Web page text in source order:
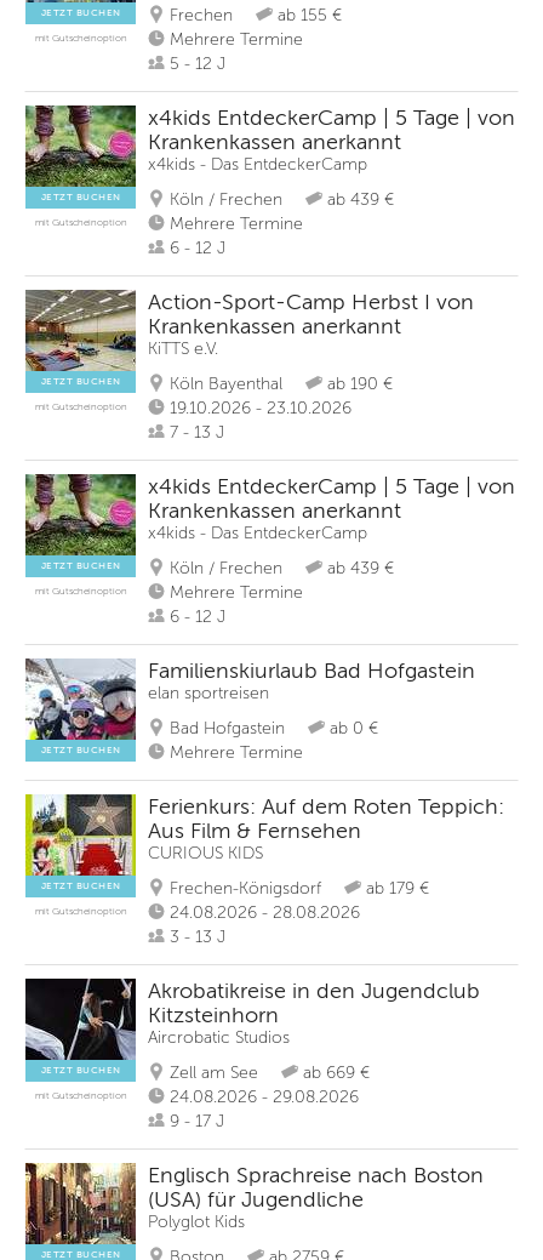
JETZT BUCHEN
mit Gutscheinoption
Frechen
ab 155 €
Mehrere Termine
5 - 12 J
JETZT BUCHEN
mit Gutscheinoption
x4kids EntdeckerCamp | 5 Tage | von
Krankenkassen anerkannt
x4kids - Das EntdeckerCamp
Köln / Frechen
ab 439 €
Mehrere Termine
6 - 12 J
JETZT BUCHEN
mit Gutscheinoption
Action-Sport-Camp Herbst I von
Krankenkassen anerkannt
KiTTS e.V.
Köln Bayenthal
ab 190 €
19.10.2026 - 23.10.2026
7 - 13 J
JETZT BUCHEN
mit Gutscheinoption
x4kids EntdeckerCamp | 5 Tage | von
Krankenkassen anerkannt
x4kids - Das EntdeckerCamp
Köln / Frechen
ab 439 €
Mehrere Termine
6 - 12 J
JETZT BUCHEN
Familienskiurlaub Bad Hofgastein
elan sportreisen
Bad Hofgastein
ab 0 €
Mehrere Termine
JETZT BUCHEN
mit Gutscheinoption
Ferienkurs: Auf dem Roten Teppich:
Aus Film & Fernsehen
CURIOUS KIDS
Frechen-Königsdorf
ab 179 €
24.08.2026 - 28.08.2026
3 - 13 J
JETZT BUCHEN
mit Gutscheinoption
Akrobatikreise in den Jugendclub
Kitzsteinhorn
Aircrobatic Studios
Zell am See
ab 669 €
24.08.2026 - 29.08.2026
9 - 17 J
JETZT BUCHEN
Englisch Sprachreise nach Boston
(USA) für Jugendliche
Polyglot Kids